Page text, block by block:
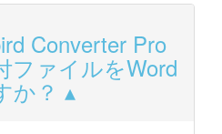
Converter Pro
ファイルをWord
か？